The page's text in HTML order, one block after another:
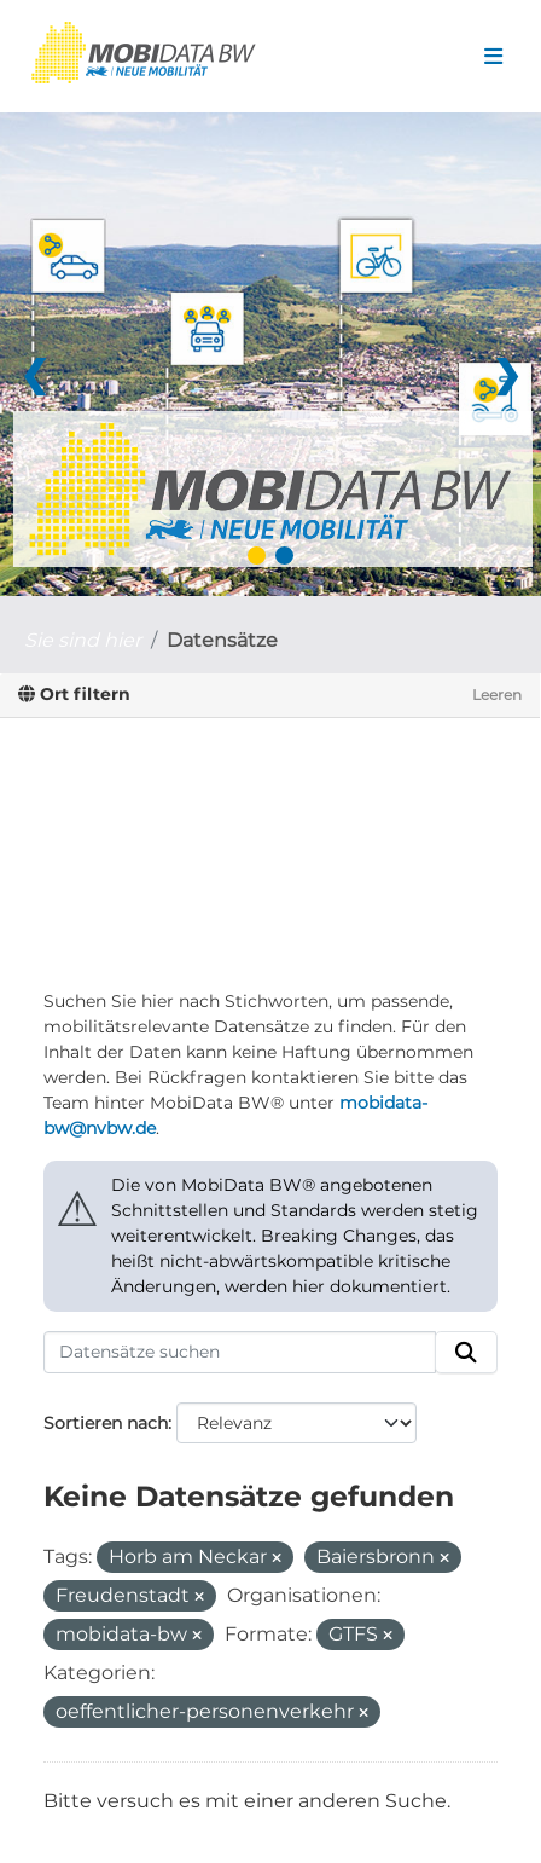
❮ ❯
Datensätze
Ort filtern Leeren
Suchen Sie hier nach Stichworten, um passende,
mobilitätsrelevante Datensätze zu finden. Für den
Inhalt der Daten kann keine Haftung übernommen
werden. Bei Rückfragen kontaktieren Sie bitte das
Team hinter MobiData BW® unter mobidata-
bw@nvbw.de.
⚠
Die von MobiData BW® angebotenen
Schnittstellen und Standards werden stetig
weiterentwickelt. Breaking Changes, das
heißt nicht-abwärtskompatible kritische
Änderungen, werden hier dokumentiert.
Sortieren nach
Keine Datensätze gefunden
Tags: Horb am Neckar
Baiersbronn
Freudenstadt
Organisationen:
mobidata-bw
Formate:
GTFS
Kategorien:
oeffentlicher-personenverkehr
Bitte versuch es mit einer anderen Suche.